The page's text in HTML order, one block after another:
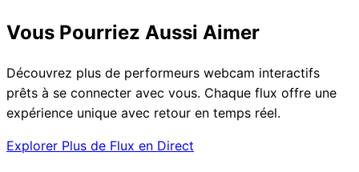
Vous Pourriez Aussi Aimer
Découvrez plus de performeurs webcam interactifs
prêts à se connecter avec vous. Chaque flux offre une
expérience unique avec retour en temps réel.
Explorer Plus de Flux en Direct